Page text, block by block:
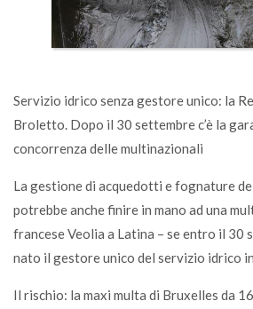
Servizio idrico senza gestore unico: la
Broletto. Dopo il 30 settembre c’è la
concorrenza delle multinazionali
La gestione di acquedotti e fognature
potrebbe anche finire in mano ad una
francese Veolia a Latina – se entro il 30
nato il gestore unico del servizio idrico
Il rischio: la maxi multa di Bruxelles da